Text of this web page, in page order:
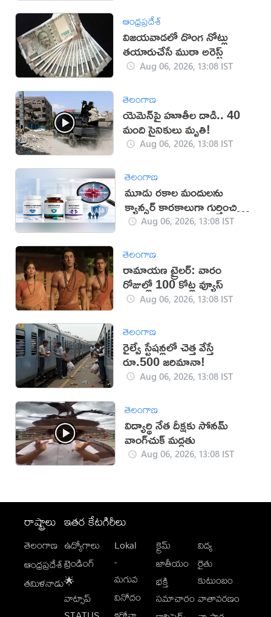
ఆంధ్రప్రదేశ్
విజయవాడలో దొంగ నోట్లు
తయారుచేసే ముఠా అరెస్ట్
Aug 06, 2026, 13:08 IST
తెలంగాణ
యెమెన్‌పై హూతీల దాడి.. 40
మంది సైనికులు మృతి!
Aug 06, 2026, 13:08 IST
తెలంగాణ
మూడు రకాల మందులను
క్యాన్సర్ కారకాలుగా గుర్తించిన
WHOAug 06, 2026, 13:08 IST
తెలంగాణ
రామాయణ ట్రైలర్: వారం
రోజుల్లో 100 కోట్ల వ్యూస్
Aug 06, 2026, 13:08 IST
తెలంగాణ
రైల్వే స్టేషన్లలో చెత్త వేస్తే
రూ.500 జరిమానా!
Aug 06, 2026, 13:08 IST
తెలంగాణ
విద్యార్థి నేత దీక్షకు సోనమ్
వాంగ్‌చుక్ మద్దతు
Aug 06, 2026, 13:08 IST
రాష్ట్రాలు
తెలంగాణ
ఆంధ్రప్రదేశ్
తమిళనాడు
ఇతర కేటగిరీలు
ఉద్యోగాలు
ట్రెండింగ్
🌟
వాట్సాప్
Lokal
-
మగువ
వినోదం
క్రైమ్
జాతీయం
భక్తి
సమాచారం
విద్య
రైతు
కుటుంబం
వాతావరణం